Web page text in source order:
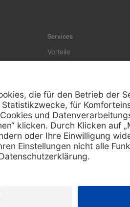
Services
Vorteile
Technischer Service
Kataloge / Downloads
Zertifikat